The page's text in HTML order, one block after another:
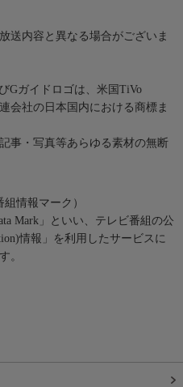
送内容と異なる場合がございま
Gガイドロゴは、米国TiVo
会社の日本国内における商標ま
事・写真等あらゆる素材の無断
情報マーク）
Mark」といい、テレビ番組の公
情報」を利用したサービスに
。